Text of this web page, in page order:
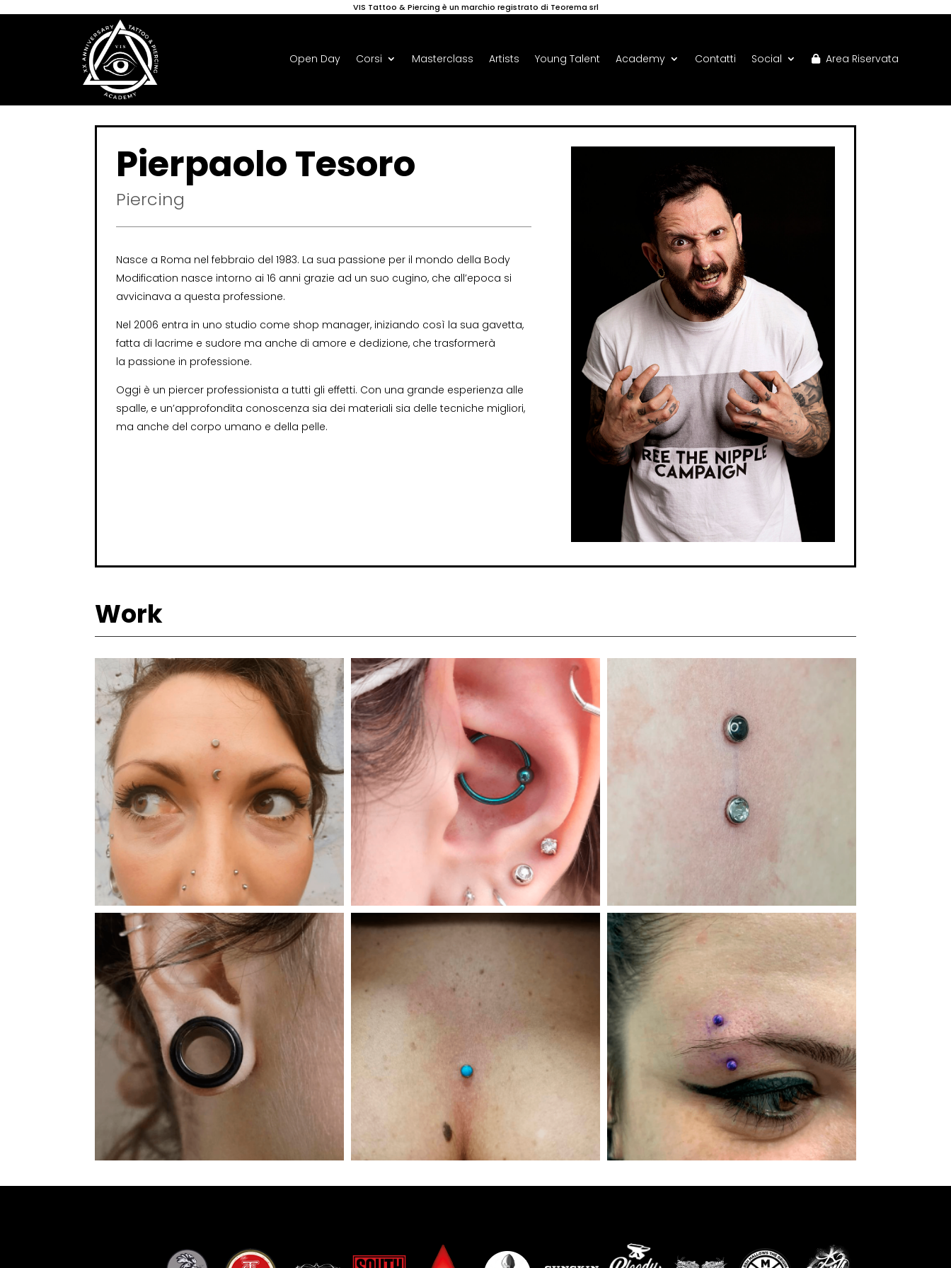
VIS Tattoo & Piercing è un marchio registrato di Teorema srl
Open Day Corsi Masterclass Artists Young Talent Academy Contatti Social Area Riservata
Pierpaolo Tesoro
Piercing
Nasce a Roma nel febbraio del 1983. La sua passione per il mondo della Body
Modification nasce intorno ai 16 anni grazie ad un suo cugino, che all’epoca si
avvicinava a questa professione.
Nel 2006 entra in uno studio come shop manager, iniziando così la sua gavetta,
fatta di lacrime e sudore ma anche di amore e dedizione, che trasformerà
la passione in professione.
Oggi è un piercer professionista a tutti gli effetti. Con una grande esperienza alle
spalle, e un’approfondita conoscenza sia dei materiali sia delle tecniche migliori,
ma anche del corpo umano e della pelle.
Work